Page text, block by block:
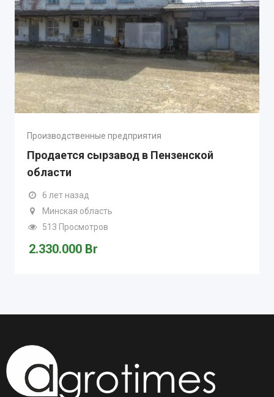
Производственные предприятия
Продается cырзавод в Пензенской
области
6 лет назад
Минская область
513 Просмотров
2.330.000 Br